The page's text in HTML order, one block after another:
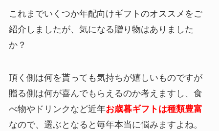
これまでいくつか年配向けギフトのオススメをご
紹介しましたが、気になる贈り物はありました
か？
頂く側は何を貰っても気持ちが嬉しいものですが
贈る側は何が喜んでもらえるのか考えますし、食
べ物やドリンクなど近年お歳暮ギフトは種類豊富
なので、選ぶとなると毎年本当に悩みますよね。